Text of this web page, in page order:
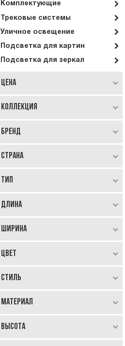
Комплектующие
Трековые системы
Уличное освещение
Подсветка для картин
Подсветка для зеркал
Цена
Коллекция
Бренд
Страна
Тип
Длина
Ширина
Цвет
Стиль
Материал
Высота